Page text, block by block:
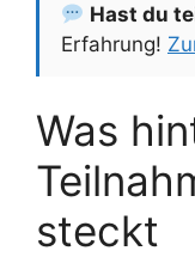
Hast du
Erfahrung!
Was
steckt